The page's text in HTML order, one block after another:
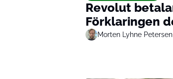
Revolut
Förklaringen
Morten Lyhne Petersen